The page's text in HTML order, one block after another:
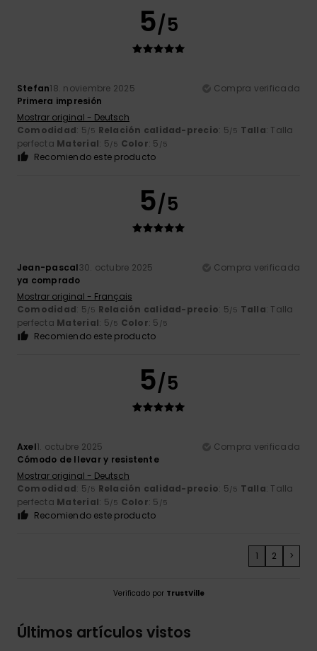
5/5
Stefan18. noviembre 2025
Compra verificada
Primera impresión
Mostrar original - Deutsch
Comodidad: 5/5 Relación calidad-precio: 5/5 Talla: Talla
perfecta Material: 5/5 Color: 5 /5
Recomiendo este producto
5/5
Jean-pascal30. octubre 2025
Compra verificada
ya comprado
Mostrar original - Français
Comodidad: 5/5 Relación calidad-precio: 5/5 Talla: Talla
perfecta Material: 5/5 Color: 5 /5
Recomiendo este producto
5/5
Axel1. octubre 2025
Compra verificada
Cómodo de llevar y resistente
Mostrar original - Deutsch
Comodidad: 5/5 Relación calidad-precio: 5/5 Talla: Talla
perfecta Material: 5/5 Color: 5 /5
Recomiendo este producto
1 2 >
Verificado por TrustVille
Últimos artículos vistos